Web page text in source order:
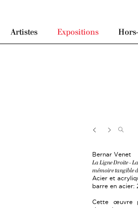
Artistes Expositions
Bernar Venet
La Ligne Droite -
mémoire tangible
Acier et
barre en acier:
Cette œuvre